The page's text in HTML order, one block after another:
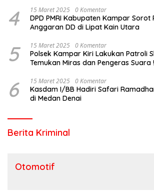
4 15 Maret 2025 0 Komentar
DPD PMRI Kabupaten Kampar Sorot
Anggaran DD di Lipat Kain Utara
5 15 Maret 2025 0 Komentar
Polsek Kampar Kiri Lakukan Patroli
Temukan Miras dan Pengeras Suara !
6 15 Maret 2025 0 Komentar
Kasdam I/BB Hadiri Safari
di Medan Denai
Berita Kriminal
Otomotif